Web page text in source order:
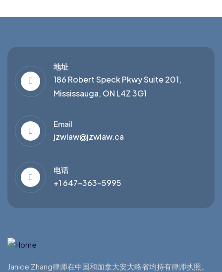
地址
186 Robert Speck Pkwy Suite 201,
Mississauga, ON L4Z 3G1
Email
jzwlaw@jzwlaw.ca
电话
+1 647-363-5995
Janice Zhang律师在中国和加拿大安大略省均持有律师执照。